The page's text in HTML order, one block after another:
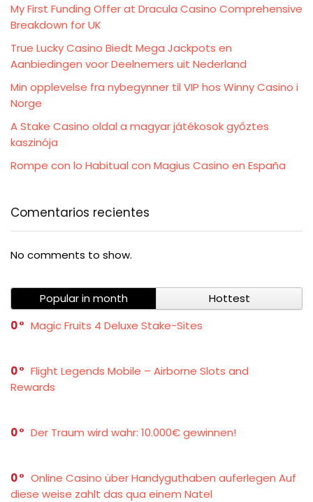
My First Funding Offer at Dracula Casino Comprehensive
Breakdown for UK
True Lucky Casino Biedt Mega Jackpots en
Aanbiedingen voor Deelnemers uit Nederland
Min opplevelse fra nybegynner til VIP hos Winny Casino i
Norge
A Stake Casino oldal a magyar játékosok győztes
kaszinója
Rompe con lo Habitual con Magius Casino en España
Comentarios recientes
No comments to show.
Popular in month
Hottest
0
Magic Fruits 4 Deluxe Stake-Sites
0
Flight Legends Mobile – Airborne Slots and
Rewards
0 Der Traum wird wahr: 10.000€ gewinnen!
0
Online Casino über Handyguthaben auferlegen Auf
diese weise zahlt das qua einem Natel